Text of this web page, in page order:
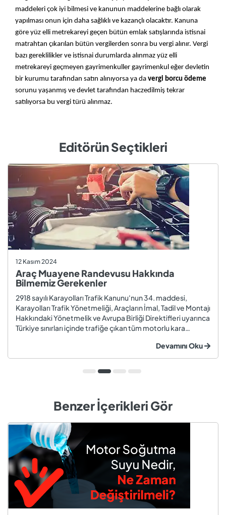
maddeleri çok iyi bilmesi ve kanunun maddelerine bağlı olarak
yapılması onun için daha sağlıklı ve kazançlı olacaktır. Kanuna
göre yüz elli metrekareyi geçen bütün emlak satışlarında istisnai
matrahtan çıkarılan bütün vergilerden sonra bu vergi alınır. Vergi
bazı gereklilikler ve istisnai durumlarda alınmaz yüz elli
metrekareyi geçmeyen gayrimenkuller gayrimenkul eğer devletin
bir kurumu tarafından satın alınıyorsa ya da
sorunu yaşanmış ve devlet tarafından haczedilmiş tekrar
satılıyorsa bu vergi türü alınmaz.
Editörün Seçtikleri
12 Kasım 2024
Araç Muayene Randevusu Hakkında
Bilmemiz Gerekenler
2918 sayılı Karayolları Trafik Kanunu'nun 34. maddesi,
Karayolları Trafik Yönetmeliği, Araçların İmal, Tadil ve Montajı
Hakkındaki Yönetmelik ve Avrupa Birliği Direktifleri uyarınca
Türkiye sınırları içinde trafiğe çıkan tüm motorlu kara
zorundadır. Araç muayenesi; otomobil, motosiklet,
kamyon, kamyo...
Devamını Oku
Benzer İçerikleri Gör